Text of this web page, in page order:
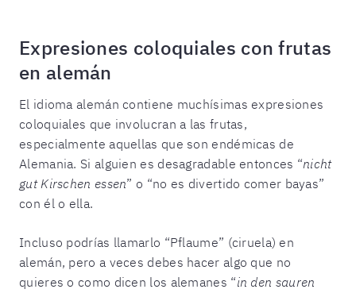
Expresiones coloquiales con frutas
en alemán
El idioma alemán contiene muchísimas expresiones
coloquiales que involucran a las frutas,
especialmente aquellas que son endémicas de
Alemania. Si alguien es desagradable entonces “nicht
gut Kirschen essen” o “no es divertido comer bayas”
con él o ella.
Incluso podrías llamarlo “Pflaume” (ciruela) en
alemán, pero a veces debes hacer algo que no
quieres o como dicen los alemanes “in den sauren